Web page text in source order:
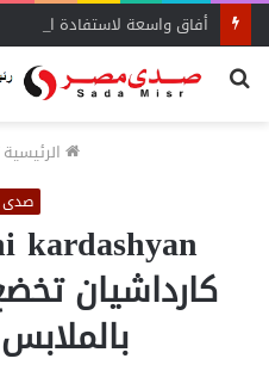
بحث
الرئيسية
صدى
كارداشيان